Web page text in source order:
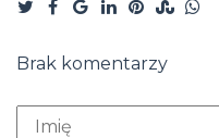
Brak komentarzy